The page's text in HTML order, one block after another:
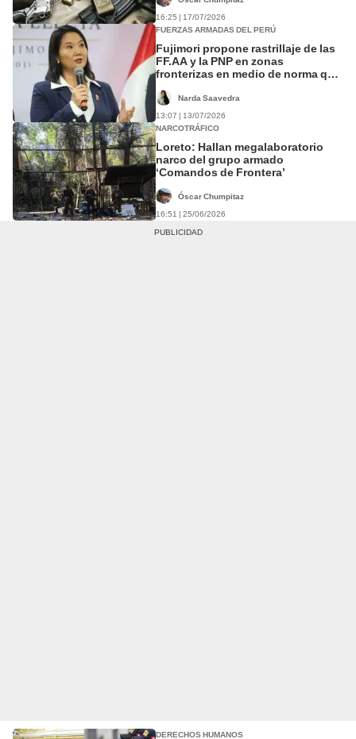
16:25 | 17/07/2026
FUERZAS ARMADAS DEL PERÚ
Fujimori propone rastrillaje de las
FF.AA y la PNP en zonas
fronterizas en medio de norma que
Narda Saavedra
13:07 | 13/07/2026
NARCOTRÁFICO
Loreto: Hallan megalaboratorio
narco del grupo armado
‘Comandos de Frontera’
Óscar Chumpitaz
16:51 | 25/06/2026
DERECHOS HUMANOS